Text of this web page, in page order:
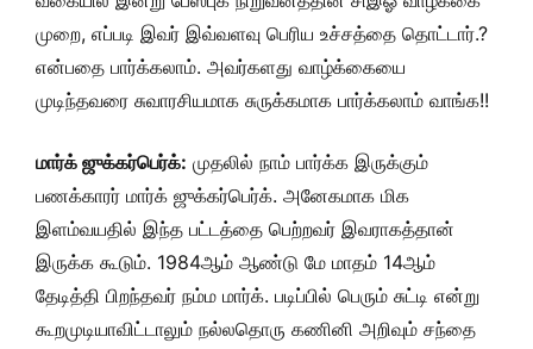
முறை, எப்படி இவர் இவ்வளவு பெரிய உச்சத்தை தொட்டார்.?
என்பதை பார்க்கலாம். அவர்களது வாழ்க்கையை
முடிந்தவரை சுவாரசியமாக சுருக்கமாக பார்க்கலாம் வாங்க!!
மார்க் ஜுக்கர்பெர்க்: முதலில் நாம் பார்க்க இருக்கும்
பணக்காரர் மார்க் ஜுக்கர்பெர்க். அனேகமாக மிக
இளம்வயதில் இந்த பட்டத்தை பெற்றவர் இவராகத்தான்
இருக்க கூடும். 1984ஆம் ஆண்டு மே மாதம் 14ஆம்
தேடித்தி பிறந்தவர் நம்ம மார்க். படிப்பில் பெரும் சுட்டி என்று
கூறமுடியாவிட்டாலும் நல்லதொரு கணினி அறிவும் சந்தை